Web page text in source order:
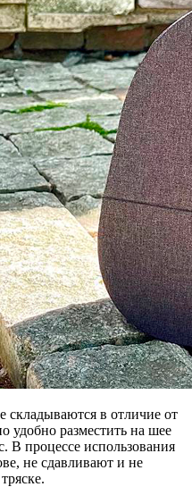
в отличие от
разместить на шее
В процессе использования
не сдавливают и не